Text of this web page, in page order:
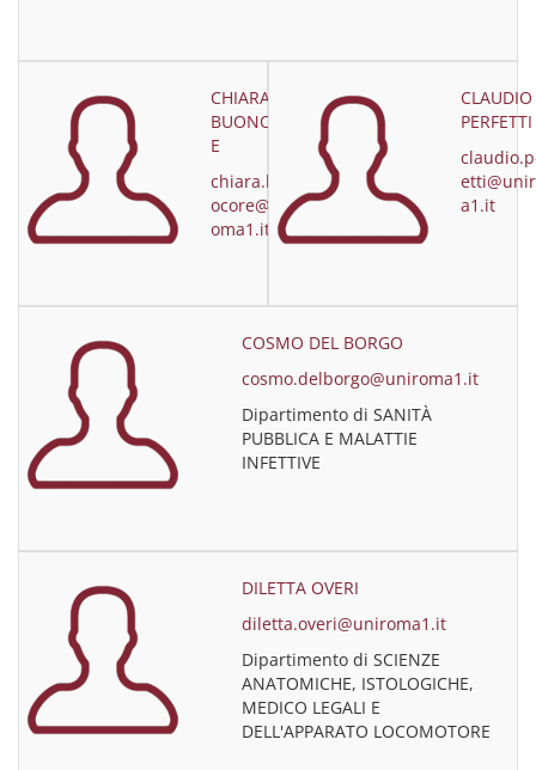
CHIARA
BUONOCOR
E
chiara.buon
ocore@unir
oma1.it
CLAUDIO
PERFETTI
a1.it
COSMO DEL BORGO
cosmo.delborgo@uniroma1.it
Dipartimento di SANITÀ
PUBBLICA E MALATTIE
INFETTIVE
DILETTA OVERI
diletta.overi@uniroma1.it
Dipartimento di SCIENZE
ANATOMICHE, ISTOLOGICHE,
MEDICO LEGALI E
DELL'APPARATO LOCOMOTORE